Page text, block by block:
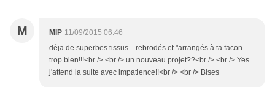
M MIP 11/09/2015 06:46
déja de superbes tissus... rebrodés et "arrangés à ta facon...
trop bien!!!<br /> <br /> un nouveau projet??<br /> <br /> Yes...
j'attend la suite avec impatience!!<br /> <br /> Bises